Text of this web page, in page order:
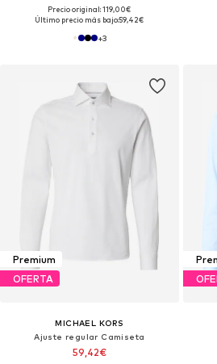
Precio original: 119,00€
Último precio más bajo:59,42€
+3
Premium
OFERTA
MICHAEL KORS
Ajuste regular Camiseta
59,42€